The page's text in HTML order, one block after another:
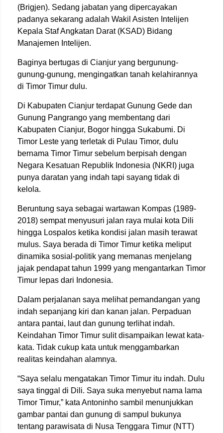
(Brigjen). Sedang jabatan yang dipercayakan
padanya sekarang adalah Wakil Asisten Intelijen
Kepala Staf Angkatan Darat (KSAD) Bidang
Manajemen Intelijen.
Baginya bertugas di Cianjur yang bergunung-
gunung-gunung, mengingatkan tanah kelahirannya
di Timor Timur dulu.
Di Kabupaten Cianjur terdapat Gunung Gede dan
Gunung Pangrango yang membentang dari
Kabupaten Cianjur, Bogor hingga Sukabumi. Di
Timor Leste yang terletak di Pulau Timor, dulu
bernama Timor Timur sebelum berpisah dengan
Negara Kesatuan Republik Indonesia (NKRI) juga
punya daratan yang indah tapi sayang tidak di
kelola.
Beruntung saya sebagai wartawan Kompas (1989-
2018) sempat menyusuri jalan raya mulai kota Dili
hingga Lospalos ketika kondisi jalan masih terawat
mulus. Saya berada di Timor Timur ketika meliput
dinamika sosial-politik yang memanas menjelang
jajak pendapat tahun 1999 yang mengantarkan Timor
Timur lepas dari Indonesia.
Dalam perjalanan saya melihat pemandangan yang
indah sepanjang kiri dan kanan jalan. Perpaduan
antara pantai, laut dan gunung terlihat indah.
Keindahan Timor Timur sulit disampaikan lewat kata-
kata. Tidak cukup kata untuk menggambarkan
realitas keindahan alamnya.
“Saya selalu mengatakan Timor Timur itu indah. Dulu
saya tinggal di Dili. Saya suka menyebut nama lama
Timor Timur,” kata Antoninho sambil menunjukkan
gambar pantai dan gunung di sampul bukunya
tentang parawisata di Nusa Tenggara Timur (NTT)